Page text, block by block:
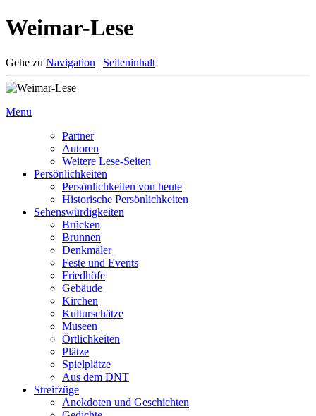
Weimar-Lese
Gehe zu Navigation | Seiteninhalt
Menü
Partner
Autoren
Weitere Lese-Seiten
Persönlichkeiten
Persönlichkeiten von heute
Historische Persönlichkeiten
Sehenswürdigkeiten
Brücken
Brunnen
Denkmäler
Feste und Events
Friedhöfe
Gebäude
Kirchen
Kulturschätze
Museen
Örtlichkeiten
Plätze
Spielplätze
Aus dem DNT
Streifzüge
Anekdoten und Geschichten